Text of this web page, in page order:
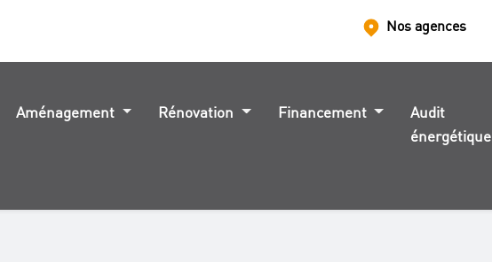
Nos agences
Aménagement Rénovation Financement
Audit
énergétique